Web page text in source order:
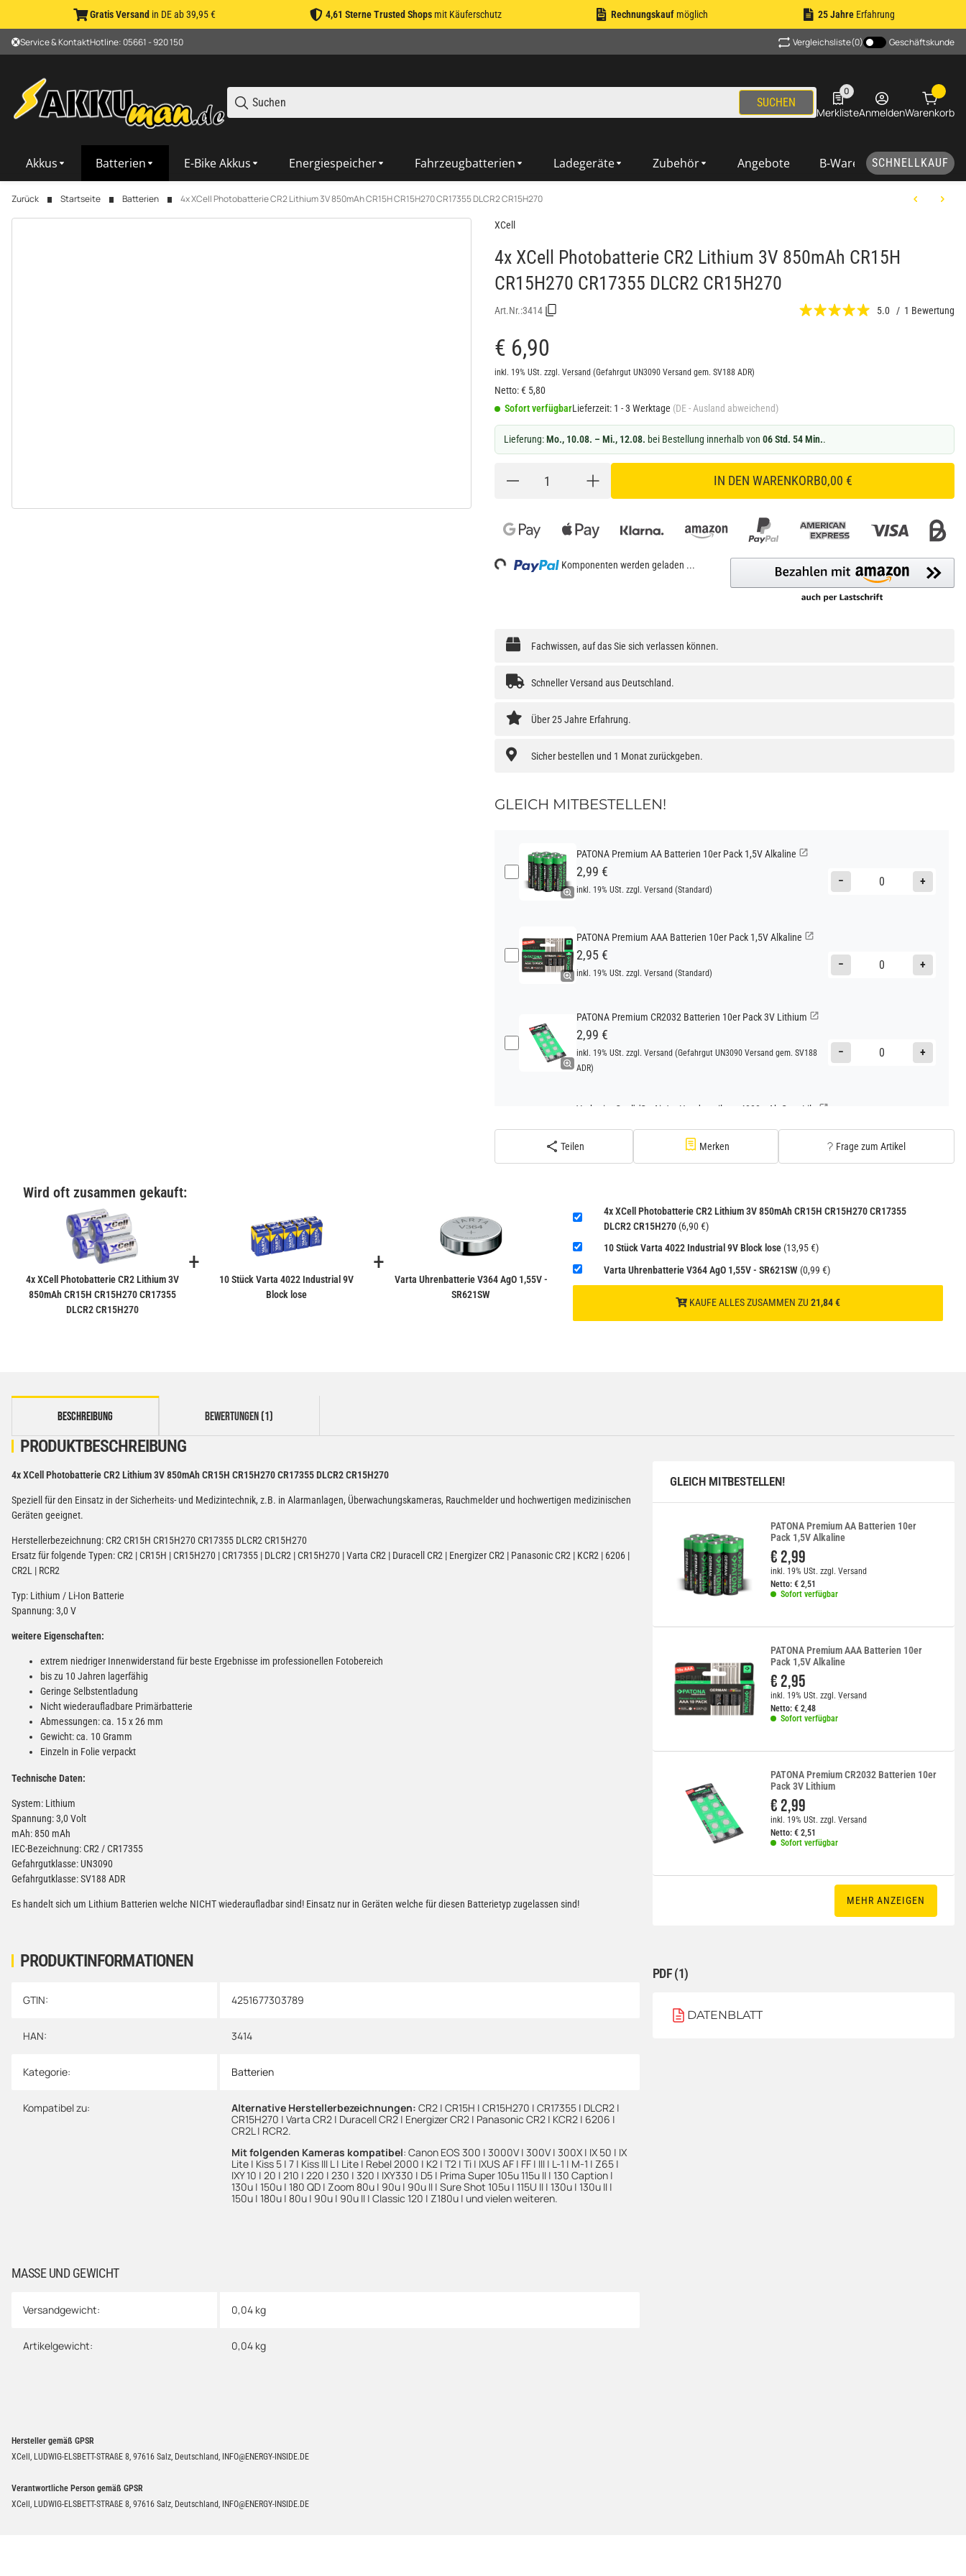
Gratis Versand in DE ab 39,95 € 4,61 Sterne Trusted Shopsmit Käuferschutz Rechnungskauf möglich 25 JahreErfahrung
Service & KontaktHotline: 05661 - 920 150 Vergleichsliste(0) Geschäftskunde
SUCHEN
0
0 Produkte in der Liste
MerklisteAnmeldenWarenkorb
Akkus Batterien E-Bike Akkus Energiespeicher Fahrzeugbatterien Ladegeräte Zubehör Angebote B-Ware SCHNELLKAUF
Zurück Startseite Batterien 4x XCell Photobatterie CR2 Lithium 3V 850mAh CR15H CR15H270 CR17355 DLCR2 CR15H270
XCell
4x XCell Photobatterie CR2 Lithium 3V 850mAh CR15H
CR15H270 CR17355 DLCR2 CR15H270
Art.Nr.:3414 5.0 / 1 Bewertung
€ 6,90
inkl. 19% USt. zzgl. Versand (Gefahrgut UN3090 Versand gem. SV188 ADR)
Netto:€ 5,80
Sofort verfügbarLieferzeit: 1 - 3 Werktage (DE - Ausland abweichend)
Lieferung:Mo., 10.08. – Mi., 12.08. bei Bestellung innerhalb von 06 Std. 54 Min..
IN DEN WARENKORB0,00 €
Loading... Komponenten werden geladen ...
Fachwissen, auf das Sie sich verlassen können.
Schneller Versand aus Deutschland.
Über 25 Jahre Erfahrung.
Sicher bestellen und 1 Monat zurückgeben.
GLEICH MITBESTELLEN!
PATONA Premium AA Batterien 10er Pack 1,5V Alkaline
2,99 €
inkl. 19% USt. zzgl. Versand (Standard)
− +
PATONA Premium AAA Batterien 10er Pack 1,5V Alkaline
2,95 €
inkl. 19% USt. zzgl. Versand (Standard)
− +
PATONA Premium CR2032 Batterien 10er Pack 3V Lithium
2,99 €
inkl. 19% USt. zzgl. Versand (Gefahrgut UN3090 Versand gem. SV188
ADR)
− +
Verbatim Cool'n'Go AirJet Handventilator 4000mAh Grau Lila
22,95 €
inkl. 19% USt. zzgl.
(Gefahrgut UN3480 Versand gem. SV188
Teilen Merken Frage zum Artikel
Wird oft zusammen gekauft:
4x XCell Photobatterie CR2 Lithium 3V
850mAh CR15H CR15H270 CR17355
DLCR2 CR15H270
+
10 Stück Varta 4022 Industrial 9V
Block lose
+
Varta Uhrenbatterie V364 AgO 1,55V -
SR621SW
4x XCell Photobatterie CR2 Lithium 3V 850mAh CR15H CR15H270 CR17355
DLCR2 CR15H270 (6,90 €)
10 Stück Varta 4022 Industrial 9V Block lose (13,95 €)
Varta Uhrenbatterie V364 AgO 1,55V - SR621SW (0,99 €)
KAUFE ALLES ZUSAMMEN ZU21,84 €
BESCHREIBUNG BEWERTUNGEN (1)
PRODUKTINFORMATIONEN
Produkteigenschaft
Wert
GTIN: 4251677303789
HAN: 3414
Kategorie: Batterien
Kompatibel zu: Alternative Herstellerbezeichnungen: CR2 | CR15H | CR15H270 | CR17355 | DLCR2 |
CR15H270 | Varta CR2 | Duracell CR2 | Energizer CR2 | Panasonic CR2 | KCR2 | 6206 |
CR2L | RCR2.
Mit folgenden Kameras kompatibel: Canon EOS 300 | 3000V | 300V | 300X | IX 50 | IX
Lite | Kiss 5 | 7 | Kiss III L | Lite | Rebel 2000 | K2 | T2 | Ti | IXUS AF | FF | III | L-1 | M-1 | Z65 |
IXY 10 | 20 | 210 | 220 | 230 | 320 | IXY330 | D5 | Prima Super 105u 115u II | 130 Caption |
130u | 150u | 180 QD | Zoom 80u | 90u | 90u II | Sure Shot 105u | 115U II | 130u | 130u II |
150u | 180u | 80u | 90u | 90u II | Classic 120 | Z180u | und vielen weiteren.
MASSE UND GEWICHT
Versandgewicht: 0,04 kg
Artikelgewicht: 0,04 kg
PRODUKTBESCHREIBUNG
4x XCell Photobatterie CR2 Lithium 3V 850mAh CR15H CR15H270 CR17355 DLCR2 CR15H270
Speziell für den Einsatz in der Sicherheits- und Medizintechnik, z.B. in Alarmanlagen, Überwachungskameras, Rauchmelder und hochwertigen medizinischen
Geräten geeignet.
Herstellerbezeichnung: CR2 CR15H CR15H270 CR17355 DLCR2 CR15H270
Ersatz für folgende Typen: CR2 | CR15H | CR15H270 | CR17355 | DLCR2 | CR15H270 | Varta CR2 | Duracell CR2 | Energizer CR2 | Panasonic CR2 | KCR2 | 6206 |
CR2L | RCR2
Typ: Lithium / Li-Ion Batterie
Spannung: 3,0 V
weitere Eigenschaften:
extrem niedriger Innenwiderstand für beste Ergebnisse im professionellen Fotobereich
bis zu 10 Jahren lagerfähig
Geringe Selbstentladung
Nicht wiederaufladbare Primärbatterie
Abmessungen: ca. 15 x 26 mm
Gewicht: ca. 10 Gramm
Einzeln in Folie verpackt
Technische Daten:
System: Lithium
Spannung: 3,0 Volt
mAh: 850 mAh
IEC-Bezeichnung: CR2 / CR17355
Gefahrgutklasse: UN3090
Gefahrgutklasse: SV188 ADR
Es handelt sich um Lithium Batterien welche NICHT wiederaufladbar sind! Einsatz nur in Geräten welche für diesen Batterietyp zugelassen sind!
GLEICH MITBESTELLEN!
PATONA Premium AA Batterien 10er
Pack 1,5V Alkaline
€ 2,99
inkl. 19% USt. zzgl.Versand
Netto: €2,51
Sofort verfügbar
PATONA Premium AAA Batterien 10er
Pack 1,5V Alkaline
€ 2,95
inkl. 19% USt. zzgl.Versand
Netto: €2,48
Sofort verfügbar
PATONA Premium CR2032 Batterien 10er
Pack 3V Lithium
€ 2,99
inkl. 19% USt. zzgl.Versand
Netto: €2,51
Sofort verfügbar
MEHR ANZEIGEN
PDF (1)
DATENBLATT
Hersteller gemäß GPSR
XCell, LUDWIG-ELSBETT-STRAßE 8, 97616 Salz, Deutschland, INFO@ENERGY-INSIDE.DE
Verantwortliche Person gemäß GPSR
XCell, LUDWIG-ELSBETT-STRAßE 8, 97616 Salz, Deutschland, INFO@ENERGY-INSIDE.DE